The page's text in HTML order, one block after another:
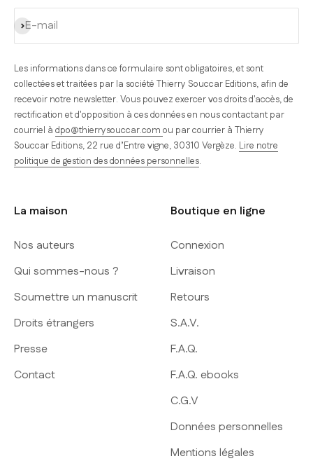
E-mail
S'inscrire
Les informations dans ce formulaire sont obligatoires, et sont
collectées et traitées par la société Thierry Souccar Editions, afin de
recevoir notre newsletter. Vous pouvez exercer vos droits d'accès, de
rectification et d'opposition à ces données en nous contactant par
courriel à dpo@thierrysouccar.com ou par courrier à Thierry
Souccar Editions, 22 rue d’Entre vigne, 30310 Vergèze. Lire notre
politique de gestion des données personnelles.
La maison
Nos auteurs
Qui sommes-nous ?
Soumettre un manuscrit
Droits étrangers
Presse
Contact
Boutique en ligne
Connexion
Livraison
Retours
S.A.V.
F.A.Q.
F.A.Q. ebooks
C.G.V
Données personnelles
Mentions légales